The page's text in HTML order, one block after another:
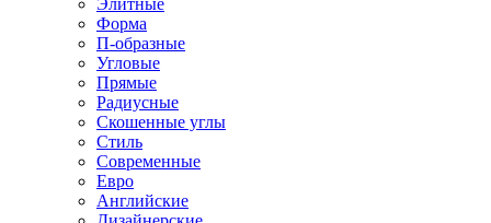
Элитные
Форма
П-образные
Угловые
Прямые
Радиусные
Скошенные углы
Стиль
Современные
Евро
Английские